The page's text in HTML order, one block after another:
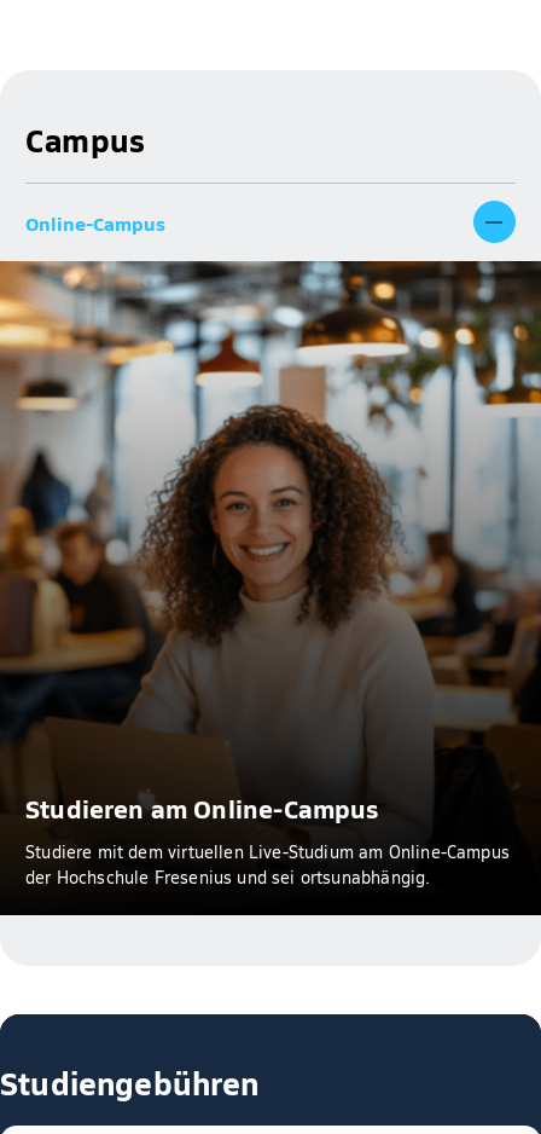
Campus
Online-Campus
Studieren am Online-Campus
Studiere mit dem virtuellen Live-Studium am Online-Campus
der Hochschule Fresenius und sei ortsunabhängig.
Studiengebühren